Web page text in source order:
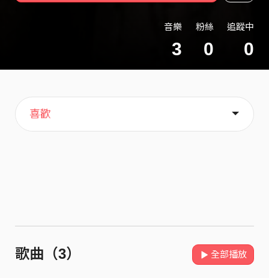
音樂
3
粉絲
0
追蹤中
0
主頁
音樂
喜歡
關於
歌曲（3） 全部播放